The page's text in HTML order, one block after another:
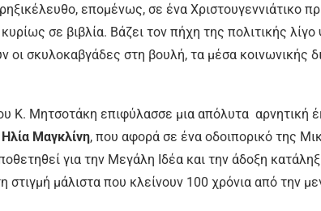
επομένως, σε ένα Χριστουγεννιάτικο
σε βιβλία. Βάζει τον πήχη της πολιτικής
οι σκυλοκαβγάδες στη βουλή, τα μέσα κοινωνικής
Κ. Μητσοτάκη επιφύλασσε μια απόλυτα αρνητική
Ηλία Μαγκλίνη, που αφορά σε ένα οδοιπορικό της
για την Μεγάλη Ιδέα και την άδοξη
στιγμή μάλιστα που κλείνουν 100 χρόνια από την